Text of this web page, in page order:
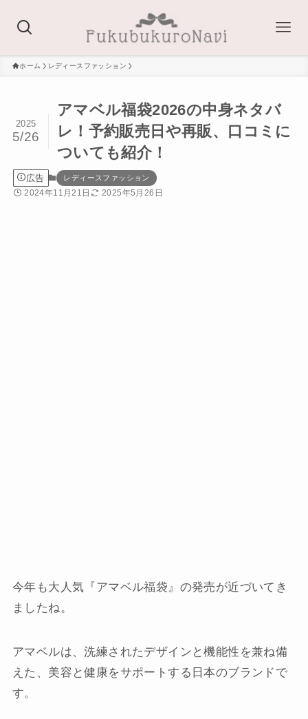
ホーム レディースファッション
アマベル福袋2026の中身ネタバ
レ！予約販売日や再販、口コミに
ついても紹介！
2025
5/26
広告 レディースファッション
2024年11月21日 2025年5月26日
今年も大人気『アマベル福袋』の発売が近づいてき
ましたね。
アマベルは、洗練されたデザインと機能性を兼ね備
えた、美容と健康をサポートする日本のブランドで
す。